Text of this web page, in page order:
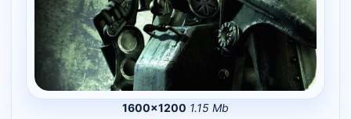
1600×1200 1.15 Mb